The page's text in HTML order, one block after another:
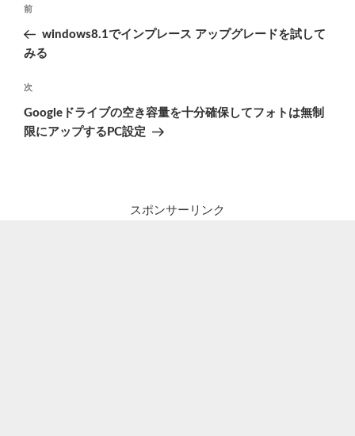
ナ
ゲ
ー
シ
前
の
投
前
windows8.1でインプレース アップグレードを試して
みる
次
の
投
次
Googleドライブの空き容量を十分確保してフォトは無制
限にアップするPC設定
スポンサーリンク